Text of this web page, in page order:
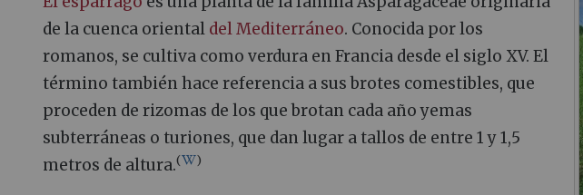
de la cuenca oriental del Mediterráneo. Conocida por los
romanos, se cultiva como verdura en Francia desde el siglo XV. El
término también hace referencia a sus brotes comestibles, que
proceden de rizomas de los que brotan cada año yemas
subterráneas o turiones, que dan lugar a tallos de entre 1 y 1,5
metros de altura.( )